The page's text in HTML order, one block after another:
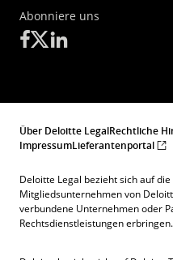
Abonniere uns
Über Deloitte LegalRechtliche
ImpressumLieferantenportal
Deloitte Legal bezieht sich auf
Mitgliedsunternehmen von
verbundene Unternehmen oder
Rechtsdienstleistungen erbringen.